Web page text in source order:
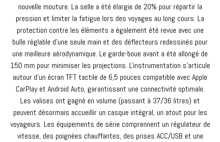
nouvelle mouture. La selle a été élargie de 20% pour répartir la
pression et limiter la fatigue lors des voyages au long cours. La
protection contre les éléments a également été revue avec une
bulle réglable d'une seule main et des déflecteurs redessinés pour
une meilleure aérodynamique. Le garde-boue avant a été allongé de
150 mm pour minimiser les projections. L'instrumentation s'articule
autour d'un écran TFT tactile de 6,5 pouces compatible avec Apple
CarPlay et Android Auto, garantissant une connectivité optimale.
Les valises ont gagné en volume (passant à 37/36 litres) et
peuvent désormais accueillir un casque intégral, un atout pour les
voyageurs. Les équipements de série comprennent un régulateur de
vitesse, des poignées chauffantes, des prises ACC/USB et une